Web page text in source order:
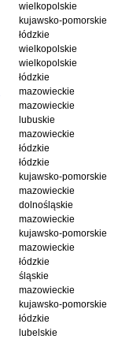
wielkopolskie
kujawsko-pomorskie
łódzkie
wielkopolskie
wielkopolskie
łódzkie
mazowieckie
mazowieckie
lubuskie
mazowieckie
łódzkie
łódzkie
kujawsko-pomorskie
mazowieckie
dolnośląskie
mazowieckie
kujawsko-pomorskie
mazowieckie
łódzkie
śląskie
mazowieckie
kujawsko-pomorskie
łódzkie
lubelskie